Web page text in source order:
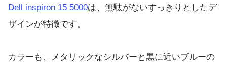
Dell inspiron 15 5000は、無駄がないすっきりとしたデ
ザインが特徴です。
カラーも、メタリックなシルバーと黒に近いブルーの